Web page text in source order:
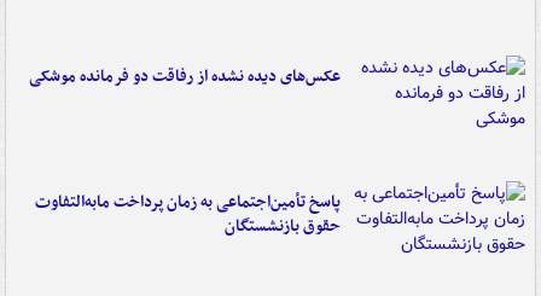
عکس‌های دیده نشده از رفاقت دو فرمانده‌ موشکی
پاسخ تأمین‌اجتماعی به زمان پرداخت مابه‌التفاوت
حقوق بازنشستگان